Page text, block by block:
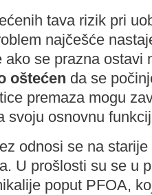
tava rizik pri
najčešće
ako se prazna ostavi
oštećen da se
premaza mogu
svoju osnovnu
odnosi se na
U prošlosti su se u
poput PFOA,